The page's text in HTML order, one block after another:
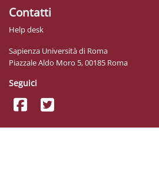
Contatti
Help desk
Sapienza Università di Roma
Piazzale Aldo Moro 5, 00185 Roma
Seguici